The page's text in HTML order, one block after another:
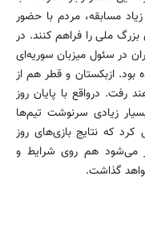
مسابقه، مردم با حضور
ملی را فراهم کنند. در
ساعت ١٥:٣٠ به وقت تهران در سئول میزبان سوریه‌ای
ازبکستان و قطر هم از
رفت. درواقع با پایان روز
زیادی سرنوشت تیم‌ها
که نتایج بازی‌های روز
می‌شود هم روی شرایط و
گذاشت.